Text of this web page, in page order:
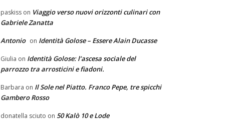
paskiss on Viaggio verso nuovi orizzonti culinari con
Gabriele Zanatta
Antonio on Identità Golose – Essere Alain Ducasse
Giulia on Identità Golose: l’ascesa sociale del
parrozzo tra arrosticini e fiadoni.
Barbara on Il Sole nel Piatto. Franco Pepe, tre spicchi
Gambero Rosso
donatella sciuto on 50 Kalò 10 e Lode